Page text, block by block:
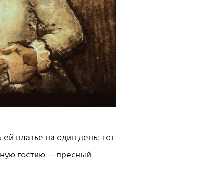
платье на один день; тот
гостию — пресный